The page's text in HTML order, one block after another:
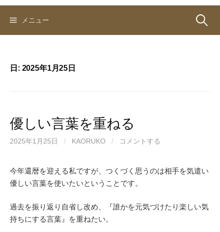
メニュー 検
日: 2025年1月25日
優しい言葉を重ねる
2025年1月25日 / KAORUKO / コメントする
今年還暦を迎える私ですが、つくづく思うのは相手を気遣い
優しい言葉を使いたいということです。
過去を振り返り自省し改め、『誰かを元気づけたり楽しい気
持ちにする言葉』を重ねたい。